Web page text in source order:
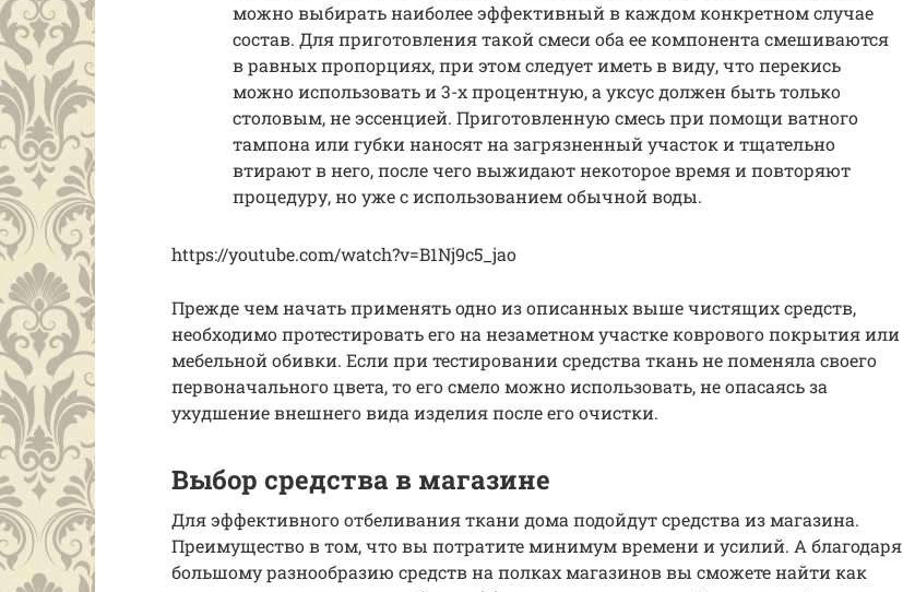
можно выбирать наиболее эффективный в каждом конкретном случае
состав. Для приготовления такой смеси оба ее компонента смешиваются
в равных пропорциях, при этом следует иметь в виду, что перекись
можно использовать и 3-х процентную, а уксус должен быть только
столовым, не эссенцией. Приготовленную смесь при помощи ватного
тампона или губки наносят на загрязненный участок и тщательно
втирают в него, после чего выжидают некоторое время и повторяют
процедуру, но уже с использованием обычной воды.
https://youtube.com/watch?v=B1Nj9c5_jao
Прежде чем начать применять одно из описанных выше чистящих средств,
необходимо протестировать его на незаметном участке коврового покрытия или
мебельной обивки. Если при тестировании средства ткань не поменяла своего
первоначального цвета, то его смело можно использовать, не опасаясь за
ухудшение внешнего вида изделия после его очистки.
Выбор средства в магазине
Для эффективного отбеливания ткани дома подойдут средства из магазина.
Преимущество в том, что вы потратите минимум времени и усилий. А благодаря
большому разнообразию средств на полках магазинов вы сможете найти как